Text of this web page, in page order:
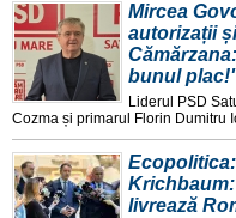
Mircea
autorizații
bunul
Liderul PSD
Cozma și primarul Florin Dumitru
livrează